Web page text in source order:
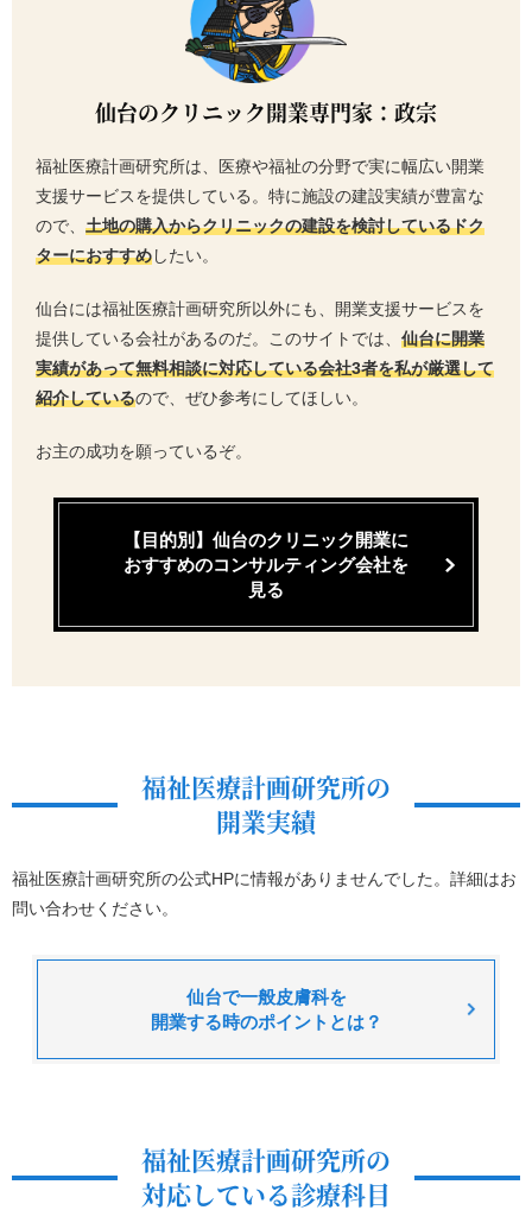
仙台のクリニック開業専門家：政宗
福祉医療計画研究所は、医療や福祉の分野で実に幅広い開業
支援サービスを提供している。特に施設の建設実績が豊富な
ので、 土地の購入からクリニックの建設を検討しているドク
ターにおすすめしたい。
仙台には福祉医療計画研究所以外にも、開業支援サービスを
提供している会社があるのだ。このサイトでは、 仙台に開業
実績があって無料相談に対応している会社3者を私が厳選して
紹介しているので、ぜひ参考にしてほしい。
お主の成功を願っているぞ。
【目的別】仙台のクリニック開業に
おすすめのコンサルティング会社を
見る
福祉医療計画研究所の
開業実績
福祉医療計画研究所の公式HPに情報がありませんでした。詳細はお
問い合わせください。
仙台で一般皮膚科を
開業する時のポイントとは？
福祉医療計画研究所の
対応している診療科目